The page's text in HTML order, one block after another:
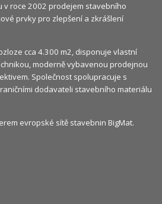
v roce 2002 prodejem stavebního
prvky pro zlepšení a zkrášlení
cca 4.300 m2, disponuje vlastní
moderně vybavenou prodejnou
Společnost spolupracuje s
dodavateli stavebního materiálu
evropské sítě stavebnin BigMat.